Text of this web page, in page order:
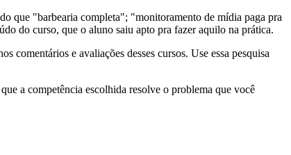
que "barbearia completa"; "monitoramento de mídia paga pra
do curso, que o aluno saiu apto pra fazer aquilo na prática.
comentários e avaliações desses cursos. Use essa pesquisa
a competência escolhida resolve o problema que você